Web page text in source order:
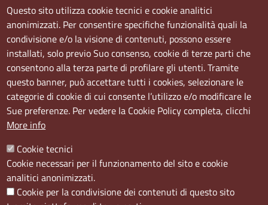
Sedi e orari
Sede Centrale:
Via S. Aspreno, 2, 80133 Napoli NA
Sede Secondaria:
Corso Meridionale, 58 80143 Napoli NA
Orari
Il venerdì dalle ore 8.50 alle ore 11.00
Social
Questo sito utilizza cookie tecnici e cookie analitici
anonimizzati. Per consentire specifiche funzionalità quali la
condivisione e/o la visione di contenuti, possono essere
installati, solo previo Suo consenso, cookie di terze parti che
consentono alla terza parte di profilare gli utenti. Tramite
questo banner, può accettare tutti i cookies, selezionare le
categorie di cookie di cui consente l’utilizzo e/o modificare le
Sue preferenze. Per vedere la Cookie Policy completa, clicchi
More info
Cookie tecnici
Cookie necessari per il funzionamento del sito e cookie
analitici anonimizzati.
Cookie per la condivisione dei contenuti di questo sito